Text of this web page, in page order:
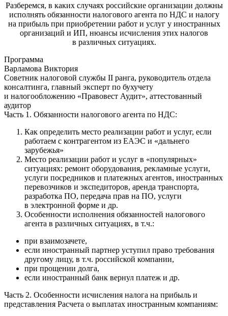
Разберемся, в каких случаях российские организации должны
исполнять обязанности налогового агента по НДС и налогу
на прибыль при приобретении работ и услуг у иностранных
организаций и ИП, нюансы исчисления этих налогов
в различных ситуациях.
Программа
Варламова Виктория
Советник налоговой службы II ранга, руководитель отдела
консалтинга, главный эксперт по бухучету
и налогообложению «Правовест Аудит», аттестованный
аудитор
Часть 1. Обязанности налогового агента по НДС:
Как определить место реализации работ и услуг, если
работаем с контрагентом из ЕАЭС и «дальнего
зарубежья»
Место реализации работ и услуг в «популярных»
ситуациях: ремонт оборудования, рекламные услуги,
услуги посредников и платежных агентов, иностранных
перевозчиков и экспедиторов, аренда транспорта,
разработка ПО, передача прав на ПО, услуги
в электронной форме и др.
Особенности исполнения обязанностей налогового
агента в различных ситуациях, в т.ч.:
при взаимозачете,
если иностранный партнер уступил право требования
другому лицу, в т.ч. российской компании,
при прощении долга,
если иностранный банк вернул платеж и др.
Часть 2. Особенности исчисления налога на прибыль и
представления Расчета о выплатах иностранным компаниям: